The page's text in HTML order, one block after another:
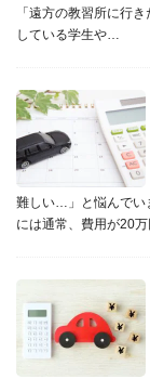
「遠方の教習所に行
している学生や…
難しい…」と悩んでい
には通常、費用が20